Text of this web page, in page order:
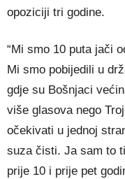
opoziciji tri godine.
“Mi smo 10 puta jači
Mi smo pobijedili u
gdje su Bošnjaci
više glasova nego
očekivati u jednoj
suza čisti. Ja sam to
prije 10 i prije pet